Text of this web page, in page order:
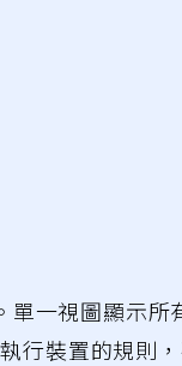
一視圖顯示
行裝置的規則